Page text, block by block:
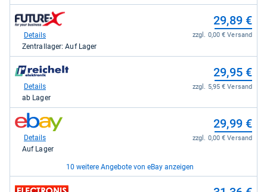
für
29,88
kaufen.
zum
Shop:
Future-
29,89
29,89 €
zzgl. 0,00 € Versand
Details
Zentrallager: Auf Lager
zum
Shop:
reichelt.de
29,95
kaufen.
29,95 €
zzgl. 5,95 € Versand
Details
ab Lager
zum
Shop:
eBay
29,99 €
zzgl. 0,00 € Versand
Details
Auf Lager
10 weitere Angebote von eBay anzeigen
zum
zum